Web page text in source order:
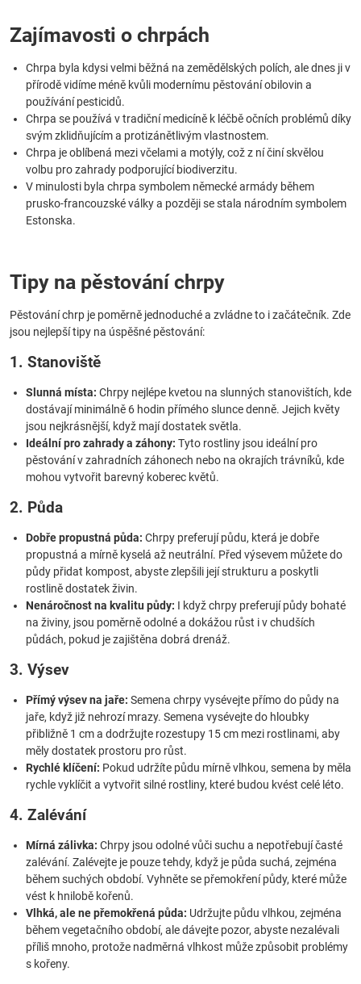
Zajímavosti o chrpách
Chrpa byla kdysi velmi běžná na zemědělských polích, ale dnes ji v
přírodě vidíme méně kvůli modernímu pěstování obilovin a
používání pesticidů.
Chrpa se používá v tradiční medicíně k léčbě očních problémů díky
svým zklidňujícím a protizánětlivým vlastnostem.
Chrpa je oblíbená mezi včelami a motýly, což z ní činí skvělou
volbu pro zahrady podporující biodiverzitu.
V minulosti byla chrpa symbolem německé armády během
prusko-francouzské války a později se stala národním symbolem
Estonska.
Tipy na pěstování chrpy
Pěstování chrp je poměrně jednoduché a zvládne to i začátečník. Zde
jsou nejlepší tipy na úspěšné pěstování:
1. Stanoviště
Slunná místa: Chrpy nejlépe kvetou na slunných stanovištích, kde
dostávají minimálně 6 hodin přímého slunce denně. Jejich květy
jsou nejkrásnější, když mají dostatek světla.
Ideální pro zahrady a záhony: Tyto rostliny jsou ideální pro
pěstování v zahradních záhonech nebo na okrajích trávníků, kde
mohou vytvořit barevný koberec květů.
2. Půda
Dobře propustná půda: Chrpy preferují půdu, která je dobře
propustná a mírně kyselá až neutrální. Před výsevem můžete do
půdy přidat kompost, abyste zlepšili její strukturu a poskytli
rostlině dostatek živin.
Nenáročnost na kvalitu půdy: I když chrpy preferují půdy bohaté
na živiny, jsou poměrně odolné a dokážou růst i v chudších
půdách, pokud je zajištěna dobrá drenáž.
3. Výsev
Přímý výsev na jaře: Semena chrpy vysévejte přímo do půdy na
jaře, když již nehrozí mrazy. Semena vysévejte do hloubky
přibližně 1 cm a dodržujte rozestupy 15 cm mezi rostlinami, aby
měly dostatek prostoru pro růst.
Rychlé klíčení: Pokud udržíte půdu mírně vlhkou, semena by měla
rychle vyklíčit a vytvořit silné rostliny, které budou kvést celé léto.
4. Zalévání
Mírná zálivka: Chrpy jsou odolné vůči suchu a nepotřebují časté
zalévání. Zalévejte je pouze tehdy, když je půda suchá, zejména
během suchých období. Vyhněte se přemokření půdy, které může
vést k hnilobě kořenů.
Vlhká, ale ne přemokřená půda: Udržujte půdu vlhkou, zejména
během vegetačního období, ale dávejte pozor, abyste nezalévali
příliš mnoho, protože nadměrná vlhkost může způsobit problémy
s kořeny.